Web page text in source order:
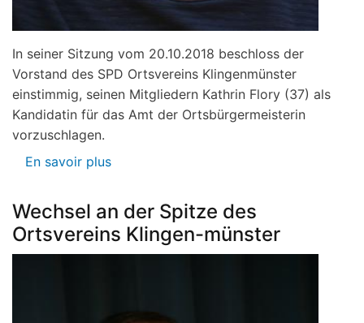
In seiner Sitzung vom 20.10.2018 beschloss der
Vorstand des SPD Ortsvereins Klingenmünster
einstimmig, seinen Mitgliedern Kathrin Flory (37) als
Kandidatin für das Amt der Ortsbürgermeisterin
vorzuschlagen.
En savoir plus
Flory
als
Ortsbürgermeisterin
Wechsel an der Spitze des
Ortsvereins Klingen-münster